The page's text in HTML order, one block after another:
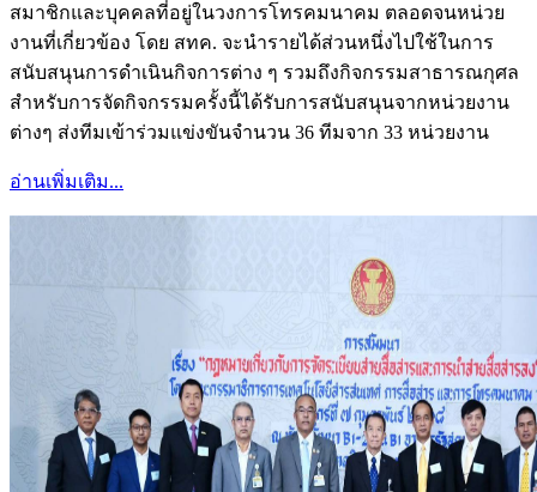
สมาชิกและบุคคลที่อยู่ในวงการโทรคมนาคม ตลอดจนหน่วย
งานที่เกี่ยวข้อง โดย สทค. จะนำรายได้ส่วนหนึ่งไปใช้ในการ
สนับสนุนการดำเนินกิจการต่าง ๆ รวมถึงกิจกรรมสาธารณกุศล
สำหรับการจัดกิจกรรมครั้งนี้ได้รับการสนับสนุนจากหน่วยงาน
ต่างๆ ส่งทีมเข้าร่วมแข่งขันจำนวน 36 ทีมจาก 33 หน่วยงาน
อ่านเพิ่มเติม...